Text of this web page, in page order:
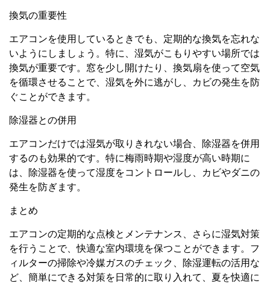
換気の重要性
エアコンを使用しているときでも、定期的な換気を忘れな
いようにしましょう。特に、湿気がこもりやすい場所では
換気が重要です。窓を少し開けたり、換気扇を使って空気
を循環させることで、湿気を外に逃がし、カビの発生を防
ぐことができます。
除湿器との併用
エアコンだけでは湿気が取りきれない場合、除湿器を併用
するのも効果的です。特に梅雨時期や湿度が高い時期に
は、除湿器を使って湿度をコントロールし、カビやダニの
発生を防ぎます。
まとめ
エアコンの定期的な点検とメンテナンス、さらに湿気対策
を行うことで、快適な室内環境を保つことができます。フ
ィルターの掃除や冷媒ガスのチェック、除湿運転の活用な
ど、簡単にできる対策を日常的に取り入れて、夏を快適に